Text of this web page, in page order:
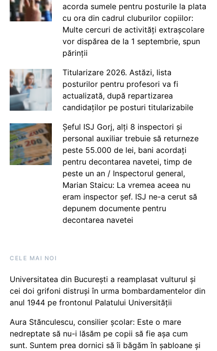
acorda sumele pentru posturile la plata
cu ora din cadrul cluburilor copiilor:
Multe cercuri de activități extrașcolare
vor dispărea de la 1 septembrie, spun
părinții
Titularizare 2026. Astăzi, lista
posturilor pentru profesori va fi
actualizată, după repartizarea
candidaților pe posturi titularizabile
Șeful ISJ Gorj, alți 8 inspectori și
personal auxiliar trebuie să returneze
peste 55.000 de lei, bani acordați
pentru decontarea navetei, timp de
peste un an / Inspectorul general,
Marian Staicu: La vremea aceea nu
eram inspector șef. ISJ ne-a cerut să
depunem documente pentru
decontarea navetei
CELE MAI NOI
Universitatea din București a reamplasat vulturul și
cei doi grifoni distruși în urma bombardamentelor din
anul 1944 pe frontonul Palatului Universității
Aura Stănculescu, consilier școlar: Este o mare
nedreptate să nu-i lăsăm pe copii să fie așa cum
sunt. Suntem prea dornici să îi băgăm în șabloane și